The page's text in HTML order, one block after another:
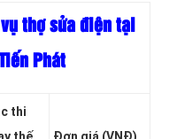
thợ sửa điện tại
Phát
thi